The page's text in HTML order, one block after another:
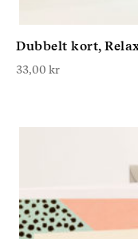
Dubbelt kort,
33,00 kr